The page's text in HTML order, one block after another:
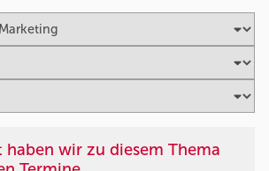
haben wir zu diesem Thema